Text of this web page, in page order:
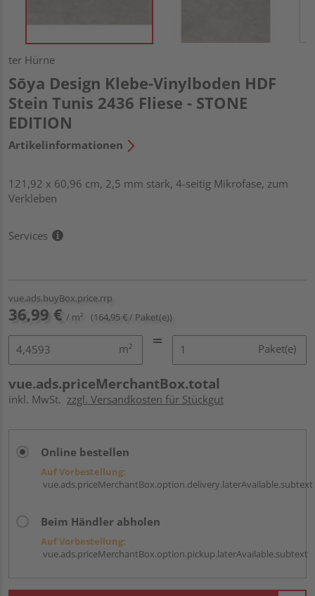
ter Hürne
Sōya Design Klebe-Vinylboden HDF
Stein Tunis 2436 Fliese - STONE
EDITION
Artikelinformationen
121,92 x 60,96 cm, 2,5 mm stark, 4-seitig Mikrofase, zum
Verkleben
Services
vue.ads.buyBox.price.rrp
36,99 € / m² (164,95 € / Paket(e))
m² Paket(e)
vue.ads.priceMerchantBox.total
inkl. MwSt. zzgl. Versandkosten für Stückgut
Online bestellen
Auf Vorbestellung:
vue.ads.priceMerchantBox.option.delivery.laterAvailable.subtext
Beim Händler abholen
Auf Vorbestellung:
vue.ads.priceMerchantBox.option.pickup.laterAvailable.subtext